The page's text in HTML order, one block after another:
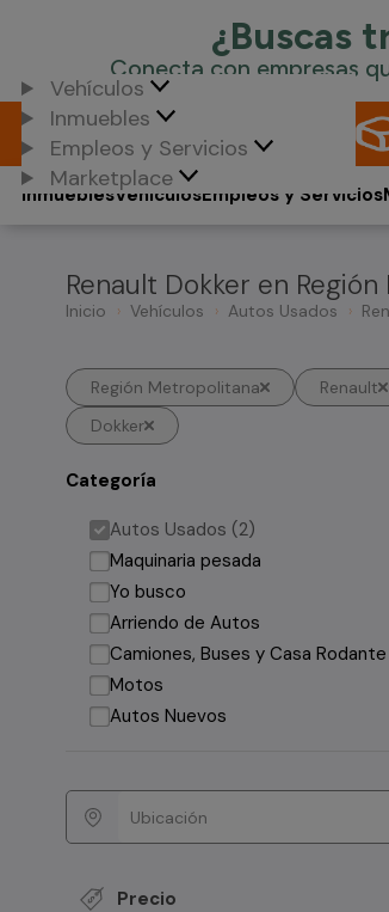
Vehículos
Inmuebles
Empleos y Servicios
Marketplace
Vehículos
Inmuebles Empleos y Servicios
Renault Dokker en
Inicio Vehículos Autos Usados
Región Metropolitana
Renault
Dokker
Categoría
Autos Usados (2)
Maquinaria pesada
Yo busco
Arriendo de Autos
Camiones, Buses y Casa Rodante
Motos
Autos Nuevos
Precio